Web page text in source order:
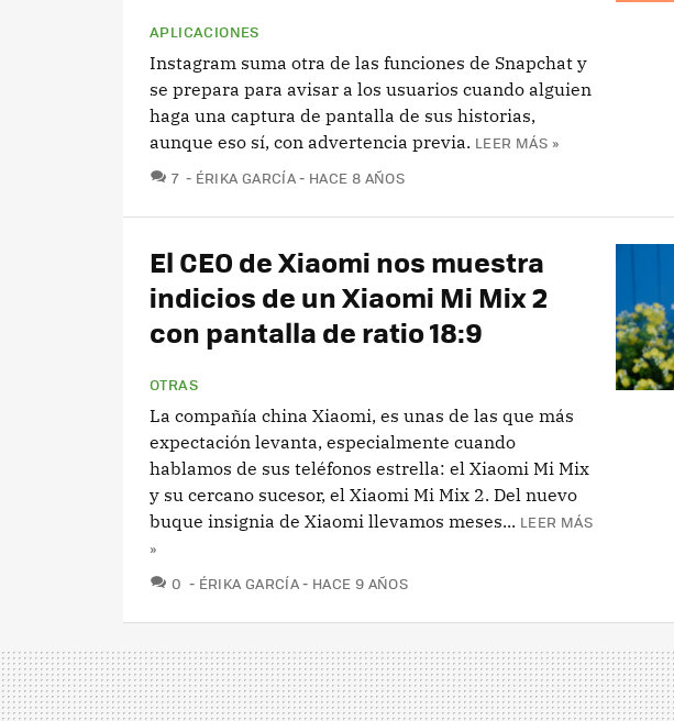
APLICACIONES
Instagram suma otra de las funciones de Snapchat y
se prepara para avisar a los usuarios cuando alguien
haga una captura de pantalla de sus historias,
aunque eso sí, con advertencia previa. LEER MÁS »
7 COMENTARIOS
ÉRIKA GARCÍA HACE 8 AÑOS
El CEO de Xiaomi nos muestra
indicios de un Xiaomi Mi Mix 2
con pantalla de ratio 18:9
OTRAS
La compañía china Xiaomi, es unas de las que más
expectación levanta, especialmente cuando
hablamos de sus teléfonos estrella: el Xiaomi Mi Mix
y su cercano sucesor, el Xiaomi Mi Mix 2. Del nuevo
buque insignia de Xiaomi llevamos meses... LEER MÁS
»
0 COMENTARIOS
ÉRIKA GARCÍA HACE 9 AÑOS